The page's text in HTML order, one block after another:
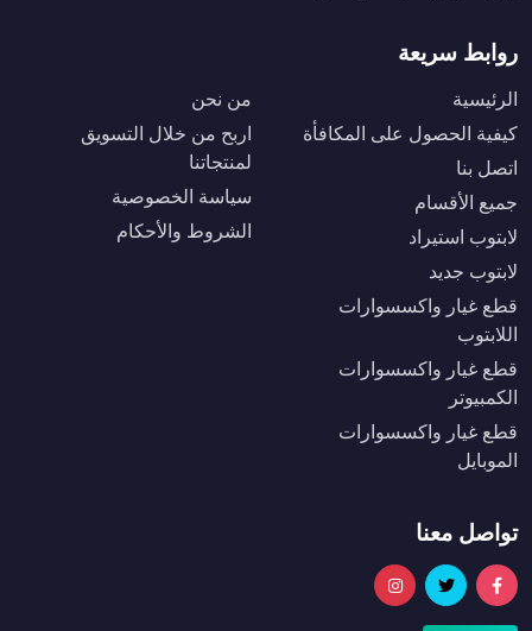
روابط سريعة
الرئيسية
كيفية الحصول على المكافأة
اتصل بنا
جميع الأقسام
لابتوب استيراد
لابتوب جديد
قطع غيار واكسسوارات
اللابتوب
قطع غيار واكسسوارات
الكمبيوتر
قطع غيار واكسسوارات
الموبايل
من نحن
اربح من خلال التسويق
لمنتجاتنا
سياسة الخصوصية
الشروط والأحكام
تواصل معنا